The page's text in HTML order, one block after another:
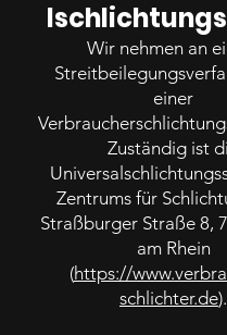
Wir nehmen an
einer
Zuständig ist
Zentrums für
Straßburger Straße 8,
am Rhein
(https://
schlichter.de).